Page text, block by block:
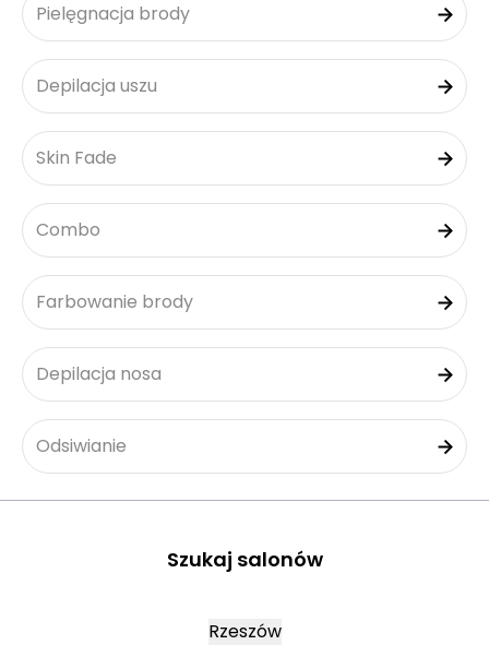
Pielęgnacja brody
Depilacja uszu
Skin Fade
Combo
Farbowanie brody
Depilacja nosa
Odsiwianie
Szukaj salonów
Rzeszów